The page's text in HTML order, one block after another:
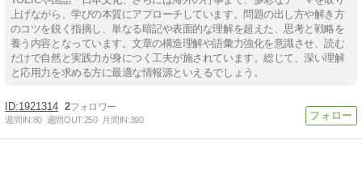
上げながら、学びの本質にアプローチしています。問題の出し方や解き方
のコツを鋭く指摘し、単なる暗記や表面的な理解を超えた、思考と戦略を
養う内容となっています。文章の構造理解や語彙力強化を意識させ、読む
だけで自然と実践力が身につく工夫が施されています。総じて、深い理解
と応用力を求める方に最適な情報源といえるでしょう。
1921314 2
週間IN:80 週間OUT:250 月間IN:390